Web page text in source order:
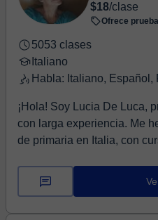
$18/clase
Ofrece
5053 clases
Italiano
Habla: Italiano, Español,
¡Hola! Soy Lucia De Luca,
con larga experiencia. Me he formado como profesora
de primaria en Italia, con